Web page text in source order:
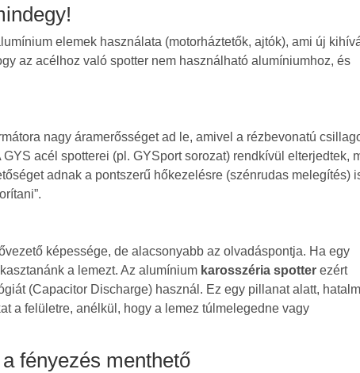
elemek használata (motorháztetők, ajtók), ami új
az acélhoz való spotter nem használható alumíniumhoz, és
nagy áramerősséget ad le, amivel a rézbevonatú
acél spotterei (pl. GYSport sorozat) rendkívül elterjedtek,
adnak a pontszerű hőkezelésre (szénrudas melegítés)
képessége, de alacsonyabb az olvadáspontja. Ha egy
a lemezt. Az alumínium karosszéria spotter ezért
(Capacitor Discharge) használ. Ez egy pillanat alatt,
a felületre, anélkül, hogy a lemez túlmelegedne vagy
fényezés menthető